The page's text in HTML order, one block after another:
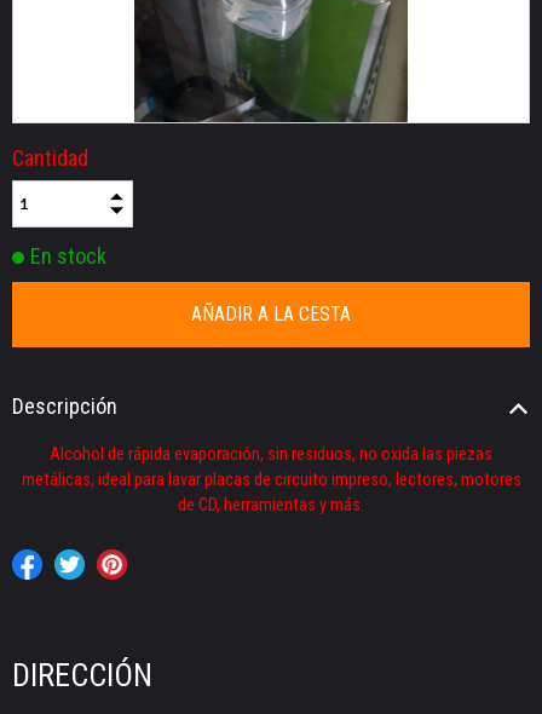
Cantidad
En stock
Descripción
Alcohol de rápida evaporación, sin residuos, no oxida las piezas
metálicas, ideal para lavar placas de circuito impreso, lectores, motores
de CD, herramientas y más.
DIRECCIÓN